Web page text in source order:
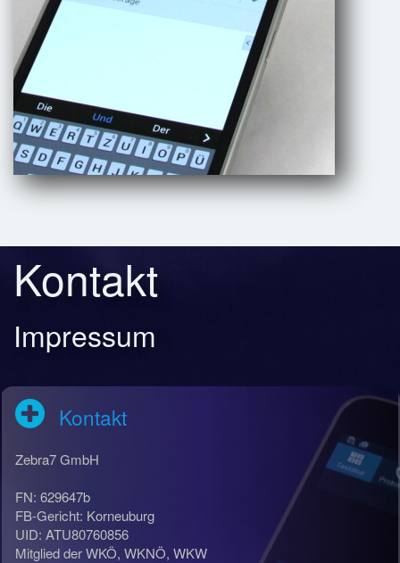
Kontakt
Impressum
Kontakt
Zebra7 GmbH
FN: 629647b
FB-Gericht: Korneuburg
UID: ATU80760856
Mitglied der WKÖ, WKNÖ, WKW